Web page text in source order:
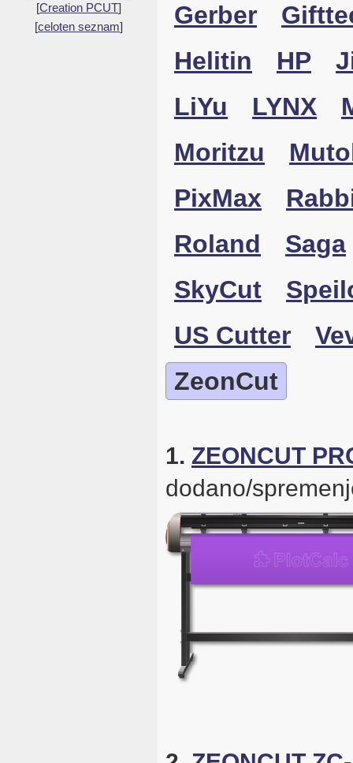
[Creation PCUT]
[celoten seznam]
Gerber
Helitin
HP
LiYu
LYNX
Moritzu
PixMax
Roland
Saga
SkyCut
US Cutter
ZeonCut
1. ZEONCUT
dodano/